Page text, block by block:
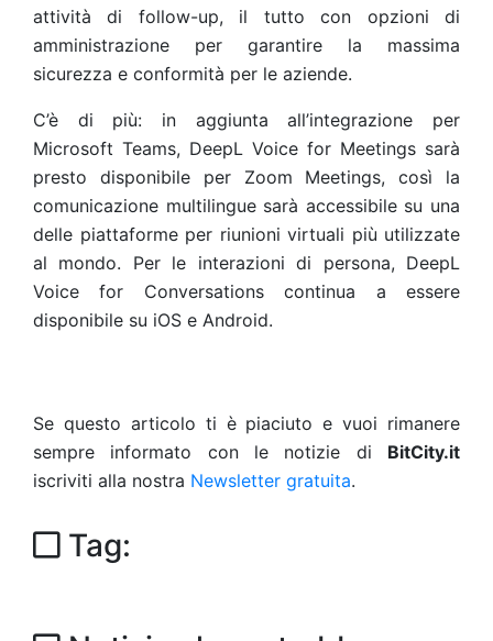
attività di follow-up, il tutto con opzioni di
amministrazione per garantire la massima
sicurezza e conformità per le aziende.
C’è di più: in aggiunta all’integrazione per
Microsoft Teams, DeepL Voice for Meetings sarà
presto disponibile per Zoom Meetings, così la
comunicazione multilingue sarà accessibile su una
delle piattaforme per riunioni virtuali più utilizzate
al mondo. Per le interazioni di persona, DeepL
Voice for Conversations continua a essere
disponibile su iOS e Android.
Se questo articolo ti è piaciuto e vuoi rimanere
sempre informato con le notizie di BitCity.it
iscriviti alla nostra Newsletter gratuita.
Tag: